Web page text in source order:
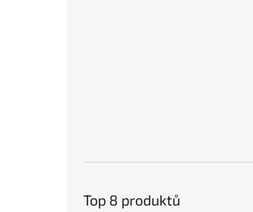
Top 8 produktů